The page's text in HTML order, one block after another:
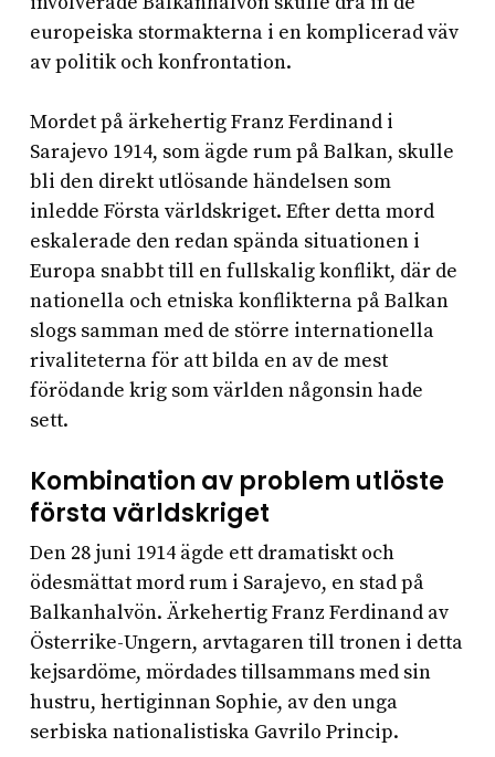
europeiska stormakterna i en komplicerad väv
av politik och konfrontation.
Mordet på ärkehertig Franz Ferdinand i
Sarajevo 1914, som ägde rum på Balkan, skulle
bli den direkt utlösande händelsen som
inledde Första världskriget. Efter detta mord
eskalerade den redan spända situationen i
Europa snabbt till en fullskalig konflikt, där de
nationella och etniska konflikterna på Balkan
slogs samman med de större internationella
rivaliteterna för att bilda en av de mest
förödande krig som världen någonsin hade
sett.
Kombination av problem utlöste
första världskriget
Den 28 juni 1914 ägde ett dramatiskt och
ödesmättat mord rum i Sarajevo, en stad på
Balkanhalvön. Ärkehertig Franz Ferdinand av
Österrike-Ungern, arvtagaren till tronen i detta
kejsardöme, mördades tillsammans med sin
hustru, hertiginnan Sophie, av den unga
serbiska nationalistiska Gavrilo Princip.